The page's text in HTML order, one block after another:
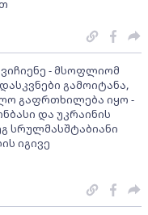
- მსოფლიომ
გამოიტანა,
გაფრთხილება იყო -
და უკრაინის
სრულმასშტაბიანი
იგივე